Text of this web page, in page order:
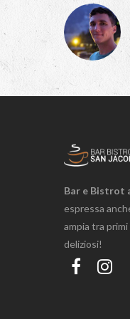
Bar e Bistrot
espressa
ampia tra
deliziosi!